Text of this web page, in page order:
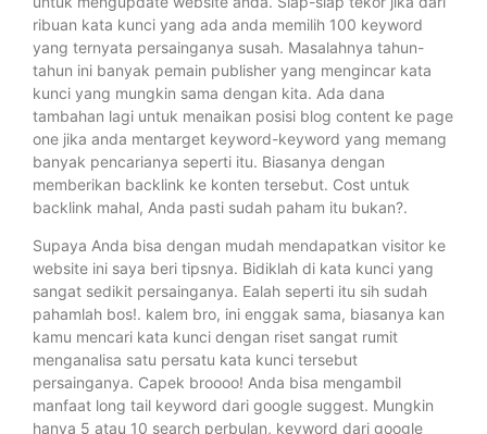
ribuan kata kunci yang ada anda memilih 100 keyword
yang ternyata persainganya susah. Masalahnya tahun-
tahun ini banyak pemain publisher yang mengincar kata
kunci yang mungkin sama dengan kita. Ada dana
tambahan lagi untuk menaikan posisi blog content ke page
one jika anda mentarget keyword-keyword yang memang
banyak pencarianya seperti itu. Biasanya dengan
memberikan backlink ke konten tersebut. Cost untuk
backlink mahal, Anda pasti sudah paham itu bukan?.
Supaya Anda bisa dengan mudah mendapatkan visitor ke
website ini saya beri tipsnya. Bidiklah di kata kunci yang
sangat sedikit persainganya. Ealah seperti itu sih sudah
pahamlah bos!. kalem bro, ini enggak sama, biasanya kan
kamu mencari kata kunci dengan riset sangat rumit
menganalisa satu persatu kata kunci tersebut
persainganya. Capek broooo! Anda bisa mengambil
manfaat long tail keyword dari google suggest. Mungkin
hanya 5 atau 10 search perbulan, keyword dari google